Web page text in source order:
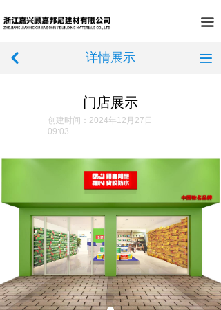
끀
首页
门店展示
在线留言
联系我们
门店展示
创建时间： 2024年12月27日
09:03
낒 끀
详情展示